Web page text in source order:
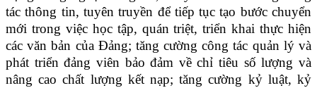
tác thông tin, tuyên truyền để tiếp tục tạo bước chuyển
mới trong việc học tập, quán triệt, triển khai thực hiện
các văn bản của Đảng; tăng cường công tác quản lý và
phát triển đảng viên bảo đảm về chỉ tiêu số lượng và
nâng cao chất lượng kết nạp; tăng cường kỷ luật, kỷ